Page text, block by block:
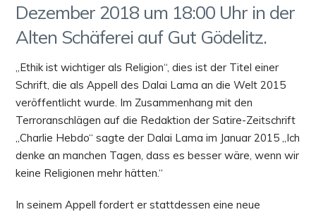
Dezember 2018 um 18:00 Uhr in der
Alten Schäferei auf Gut Gödelitz.
„Ethik ist wichtiger als Religion“, dies ist der Titel einer
Schrift, die als Appell des Dalai Lama an die Welt 2015
veröffentlicht wurde. Im Zusammenhang mit den
Terroranschlägen auf die Redaktion der Satire-Zeitschrift
„Charlie Hebdo“ sagte der Dalai Lama im Januar 2015 „Ich
denke an manchen Tagen, dass es besser wäre, wenn wir
keine Religionen mehr hätten.“
In seinem Appell fordert er stattdessen eine neue